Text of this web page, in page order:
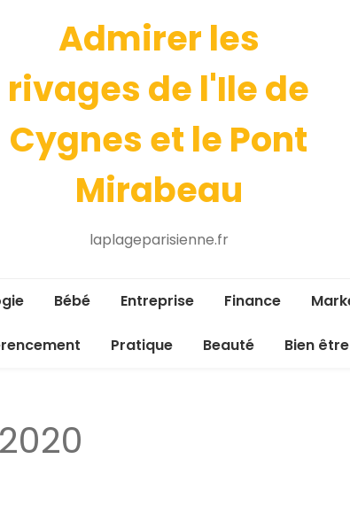
Admirer les
rivages de l'Ile de
Cygnes et le Pont
Mirabeau
laplageparisienne.fr
Bébé Entreprise Finance
Pratique Beauté Bien être